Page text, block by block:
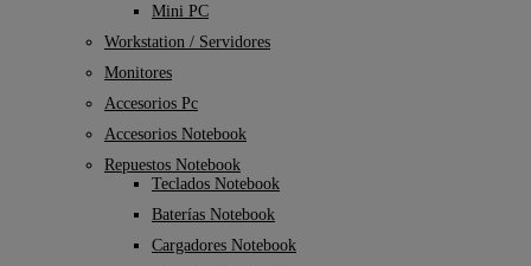
Mini PC
Workstation / Servidores
Monitores
Accesorios Pc
Accesorios Notebook
Repuestos Notebook
Teclados Notebook
Baterías Notebook
Cargadores Notebook